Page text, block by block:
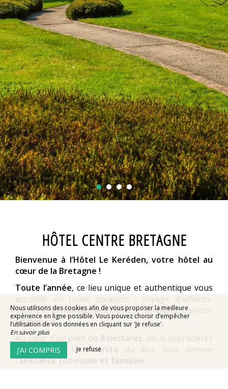
HÔTEL CENTRE BRETAGNE
Bienvenue à l’Hôtel Le Keréden, votre hôtel au
cœur de la Bretagne !
Toute l’année, ce lieu unique et authentique vous
accueille en toute occasion : voyage d’affaires,
vacances en famille, week-end en amoureux, séjour
en groupe, …
Au cœur d’un parc de 8 hectares , vous apprécierez
le calmeet lasérénité du lieu, tout comme
l’ambiance conviviale et familiale.
Nous utilisons des cookies afin de vous proposer la meilleure
expérience en ligne possible. Vous pouvez choisir d’empêcher
l’utilisation de vos données en cliquant sur 'Je refuse'.
En savoir plus
J’AI COMPRIS Je refuse